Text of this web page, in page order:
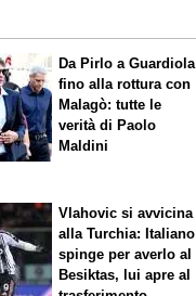
Da Pirlo a Guardiola
fino alla rottura con
Malagò: tutte le
verità di Paolo
Maldini
Vlahovic si avvicina
alla Turchia: Italiano
spinge per averlo al
Besiktas, lui apre al